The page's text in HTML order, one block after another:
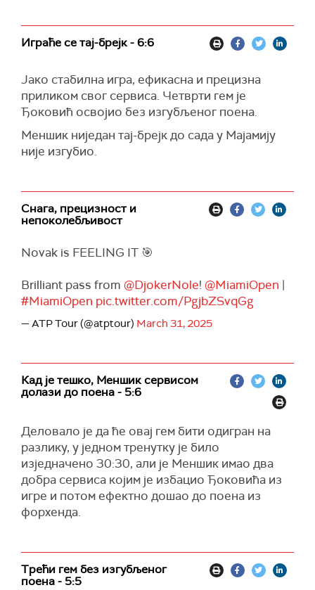
Играће се тај-брејк - 6:6
Јако стабилна игра, ефикасна и прецизна
приликом свог сервиса. Четврти гем је
Ђоковић освојио без изгубљеног поена.
Меншик ниједан тај-брејк до сада у Мајамију
није изгубио.
Снага, прецизност и
непоколебљивост
Novak is FEELING IT 🎯
Brilliant pass from @DjokerNole! @MiamiOpen |
#MiamiOpen pic.twitter.com/PgjbZSvqGg
— ATP Tour (@atptour) March 31, 2025
Кад је тешко, Меншик сервисом
долази до поена - 5:6
Деловало је да ће овај гем бити одигран на
разлику, у једном тренутку је било
изједначено 30:30, али је Меншик имао два
добра сервиса којим је избацио Ђоковића из
игре и потом ефектно дошао до поена из
форхенда.
Трећи гем без изгубљеног
поена - 5:5